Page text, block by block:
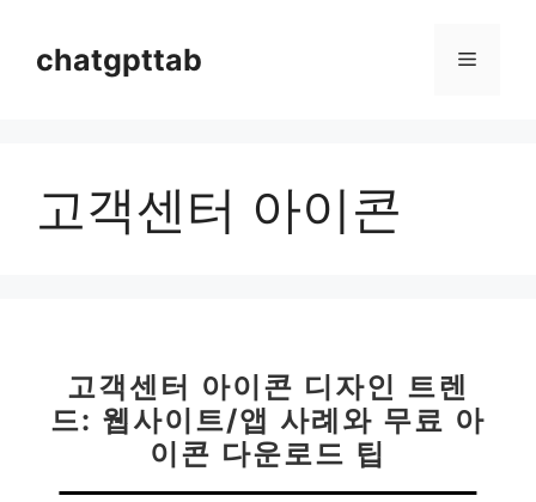
chatgpttab 메
고객센터 아이콘
고객센터 아이콘 디자인 트렌
드: 웹사이트/앱 사례와 무료 아
이콘 다운로드 팁